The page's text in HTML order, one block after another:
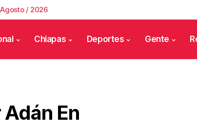
/ 2026
Chiapas Deportes Gente
En